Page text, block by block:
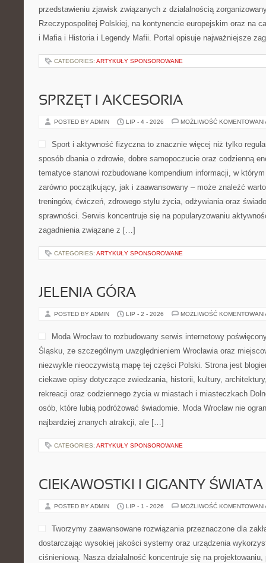
przedstawieniu zjawisk związanych z działalnością
Rzeczypospolitej Polskiej, na kontynencie europejskim oraz na
i Mafia i Historia i Legendy Mafii. Portal opisuje najważniejsze
CATEGORIES: ARTYKUŁY SPONSOROWANE
SPRZĘT I AKCESORIA
POSTED BY ADMIN LIP - 4 - 2026 MOŻLIWOŚĆ
Sport i aktywność fizyczna to znacznie więcej niż tylko
sposób dbania o zdrowie, dobre samopoczucie oraz codzienną
tematyce stanowi rozbudowane kompendium informacji, w
zarówno początkujący, jak i zaawansowany – może znaleźć
treningów, ćwiczeń, zdrowego stylu życia, odżywiania oraz
sprawności. Serwis koncentruje się na popularyzowaniu
zagadnienia związane z […]
CATEGORIES: ARTYKUŁY SPONSOROWANE
JELENIA GÓRA
POSTED BY ADMIN LIP - 2 - 2026 MOŻLIWOŚĆ
Moda Wrocław to rozbudowany serwis internetowy
Śląsku, ze szczególnym uwzględnieniem Wrocławia oraz
niezwykle nieoczywistą mapę tej części Polski. Strona jest
ciekawe opisy dotyczące zwiedzania, historii, kultury,
rekreacji oraz codziennego życia w miastach i miasteczkach
osób, które lubią podróżować świadomie. Moda Wrocław nie
najbardziej znanych atrakcji, ale […]
CATEGORIES: ARTYKUŁY SPONSOROWANE
CIEKAWOSTKI I GIGANTY ŚWIATA
POSTED BY ADMIN LIP - 1 - 2026 MOŻLIWOŚĆ
Tworzymy zaawansowane rozwiązania przeznaczone dla
dostarczając wysokiej jakości systemy oraz urządzenia
ciśnieniową. Nasza działalność koncentruje się na